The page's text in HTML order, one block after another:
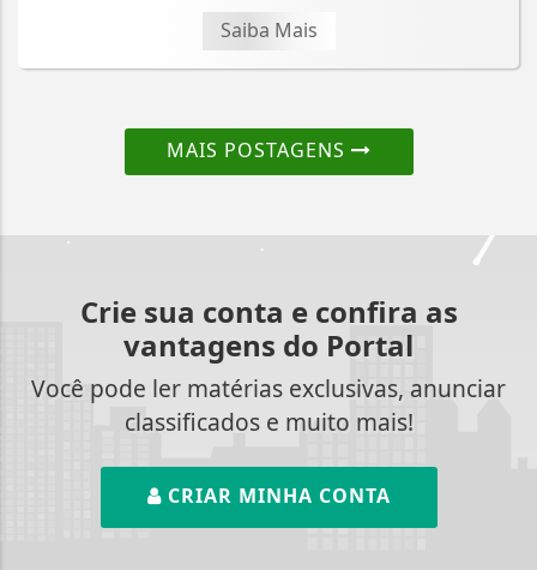
Saiba Mais
MAIS POSTAGENS
Crie sua conta e confira as
vantagens do Portal
Você pode ler matérias exclusivas, anunciar
classificados e muito mais!
CRIAR MINHA CONTA